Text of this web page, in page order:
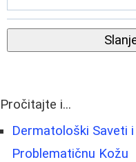
Pročitajte i...
Dermatološki Saveti
Problematičnu Kožu